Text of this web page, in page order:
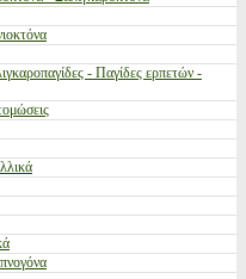
- Παγίδες ερπετών -